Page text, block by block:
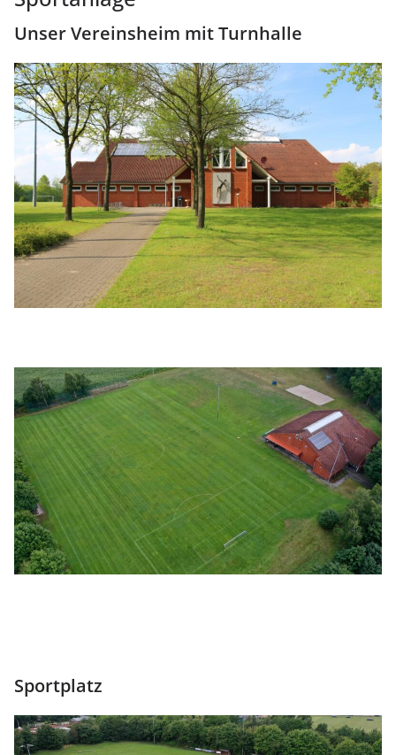
Unser Vereinsheim mit Turnhalle
Sportplatz